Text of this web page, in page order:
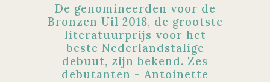
De genomineerden voor de
Bronzen Uil 2018, de grootste
literatuurprijs voor het
beste Nederlandstalige
debuut, zijn bekend. Zes
debutanten - Antoinette